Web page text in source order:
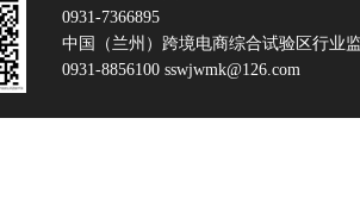
0931-7366895
中国（兰州）跨境电商综合试验区行业
0931-8856100 sswjwmk@126.com